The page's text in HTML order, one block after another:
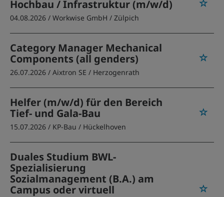
Hochbau / Infrastruktur (m/w/d)
04.08.2026 / Workwise GmbH / Zülpich
Category Manager Mechanical
Components (all genders)
26.07.2026 / Aixtron SE / Herzogenrath
Helfer (m/w/d) für den Bereich
Tief- und Gala-Bau
15.07.2026 / KP-Bau / Hückelhoven
Duales Studium BWL-
Spezialisierung
Sozialmanagement (B.A.) am
Campus oder virtuell